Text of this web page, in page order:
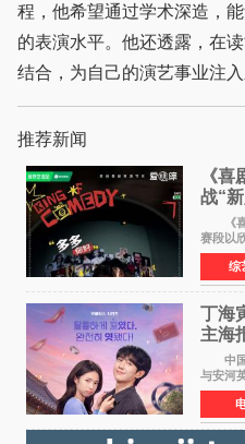
程，他希望通过学术深造，
的表演水平。他还透露，在
结合，为自己的演艺事业注入
推荐新闻
《
战“
中生
《喜
赛段以
选择对
间的交
朋友、
综
丁海
主海
友”
中国娱
与安河
近日公
报中，
街道上